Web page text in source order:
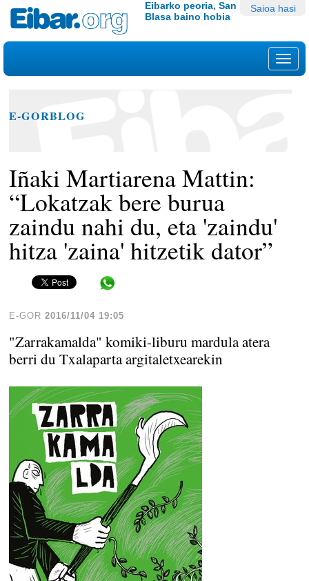
Edukira
salto
|
egin
nabigazioara
Tresna
pertsonalak
Saioa hasi
Eibarko peoria, San
Blasa baino hobia
E-GORBLOG
Iñaki Martiarena Mattin:
“Lokatzak bere burua
zaindu nahi du, eta 'zaindu'
hitza 'zaina' hitzetik dator”
E-GOR 2016/11/04 19:05
"Zarrakamalda" komiki-liburu mardula atera
berri du Txalaparta argitaletxearekin